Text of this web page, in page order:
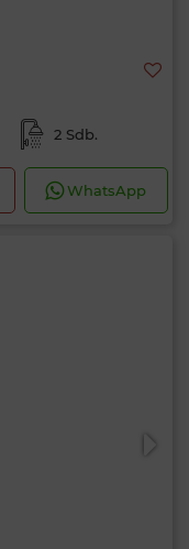
2 Sdb.
WhatsApp